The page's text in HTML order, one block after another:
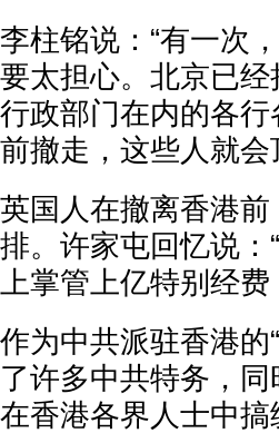
李柱铭说：“有一次
要太担心。北京已
行政部门在内的各
前撤走，这些人就会
英国人在撤离香港
排。许家屯回忆说
上掌管上亿特别经
作为中共派驻香港的
了许多中共特务，
在香港各界人士中搞